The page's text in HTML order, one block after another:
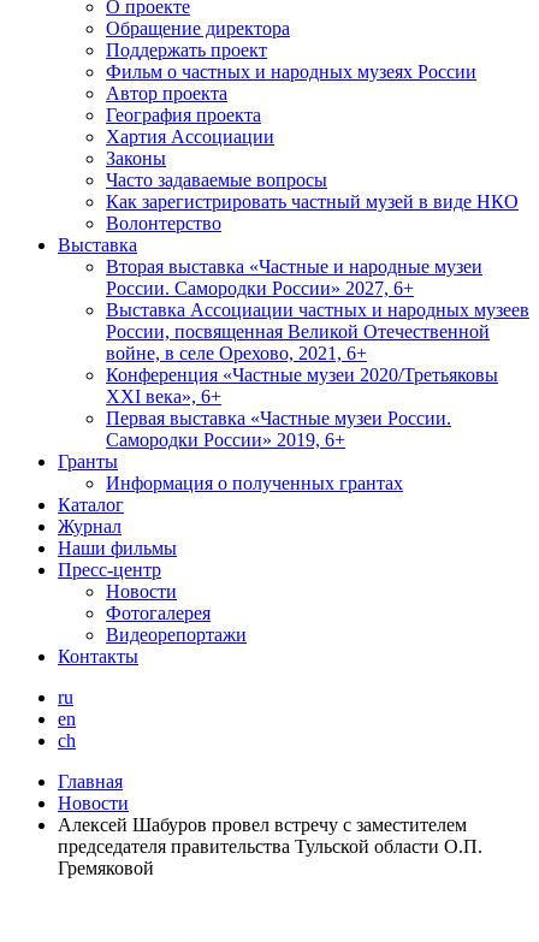
О проекте
Обращение директора
Поддержать проект
Фильм о частных и народных музеях России
Автор проекта
География проекта
Хартия Ассоциации
Законы
Часто задаваемые вопросы
Как зарегистрировать частный музей в виде НКО
Волонтерство
Выставка
Вторая выставка «Частные и народные музеи
России. Самородки России» 2027, 6+
Выставка Ассоциации частных и народных музеев
России, посвященная Великой Отечественной
войне, в селе Орехово, 2021, 6+
Конференция «Частные музеи 2020/Третьяковы
XXI века», 6+
Первая выставка «Частные музеи России.
Самородки России» 2019, 6+
Гранты
Информация о полученных грантах
Каталог
Журнал
Наши фильмы
Пресс-центр
Новости
Фотогалерея
Видеорепортажи
Контакты
ru
en
ch
Главная
Новости
Алексей Шабуров провел встречу с заместителем
председателя правительства Тульской области О.П.
Гремяковой